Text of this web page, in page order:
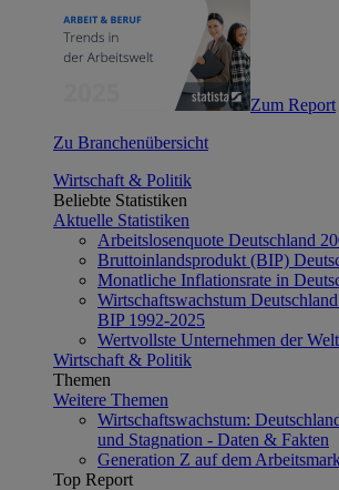
Zum Report
Zu Branchenübersicht
Wirtschaft & Politik
Beliebte Statistiken
Aktuelle Statistiken
Arbeitslosenquote Deutschland
Bruttoinlandsprodukt (BIP)
Monatliche Inflationsrate in
Wirtschaftswachstum
BIP 1992-2025
Wertvollste Unternehmen der
Wirtschaft & Politik
Themen
Weitere Themen
Wirtschaftswachstum:
und Stagnation - Daten & Fakten
Generation Z auf dem
Top Report